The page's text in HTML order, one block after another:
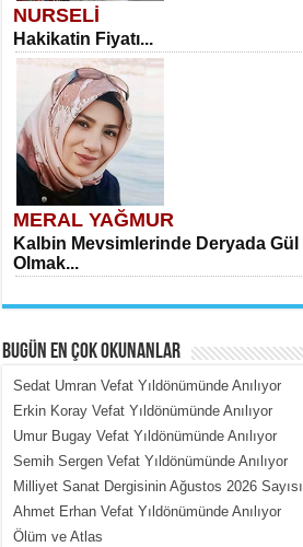
NURSELİ
Hakikatin Fiyatı...
MERAL YAĞMUR
Kalbin Mevsimlerinde Deryada Gül
Olmak...
MEHMET ÇOBAN
İçerdeki Put Dışardaki Maskeler...
BUGÜN EN ÇOK OKUNANLAR
Sedat Umran Vefat Yıldönümünde Anılıyor
Erkin Koray Vefat Yıldönümünde Anılıyor
Umur Bugay Vefat Yıldönümünde Anılıyor
Semih Sergen Vefat Yıldönümünde Anılıyor
Milliyet Sanat Dergisinin Ağustos 2026 Sayısı
Ahmet Erhan Vefat Yıldönümünde Anılıyor
Ölüm ve Atlas